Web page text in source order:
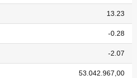
13.23
-0.28
-2.07
53.042.967,00